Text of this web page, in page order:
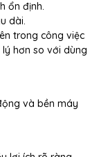
ổn định.
dài.
trong công việc
hơn so với dùng
và bền máy